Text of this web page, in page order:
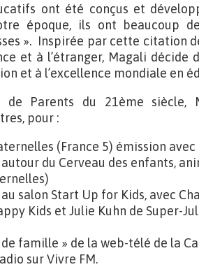
ont été conçus et
époque, ils ont beaucoup
». Inspirée par cette citation
et à l’étranger, Magali décide
et à l’excellence mondiale en
Parents du 21ème siècle,
pour :
(France 5) émission
du Cerveau des enfants,
salon Start Up for Kids, avec
Kids et Julie Kuhn de Super-
de famille » de la web-télé de la
sur Vivre FM.